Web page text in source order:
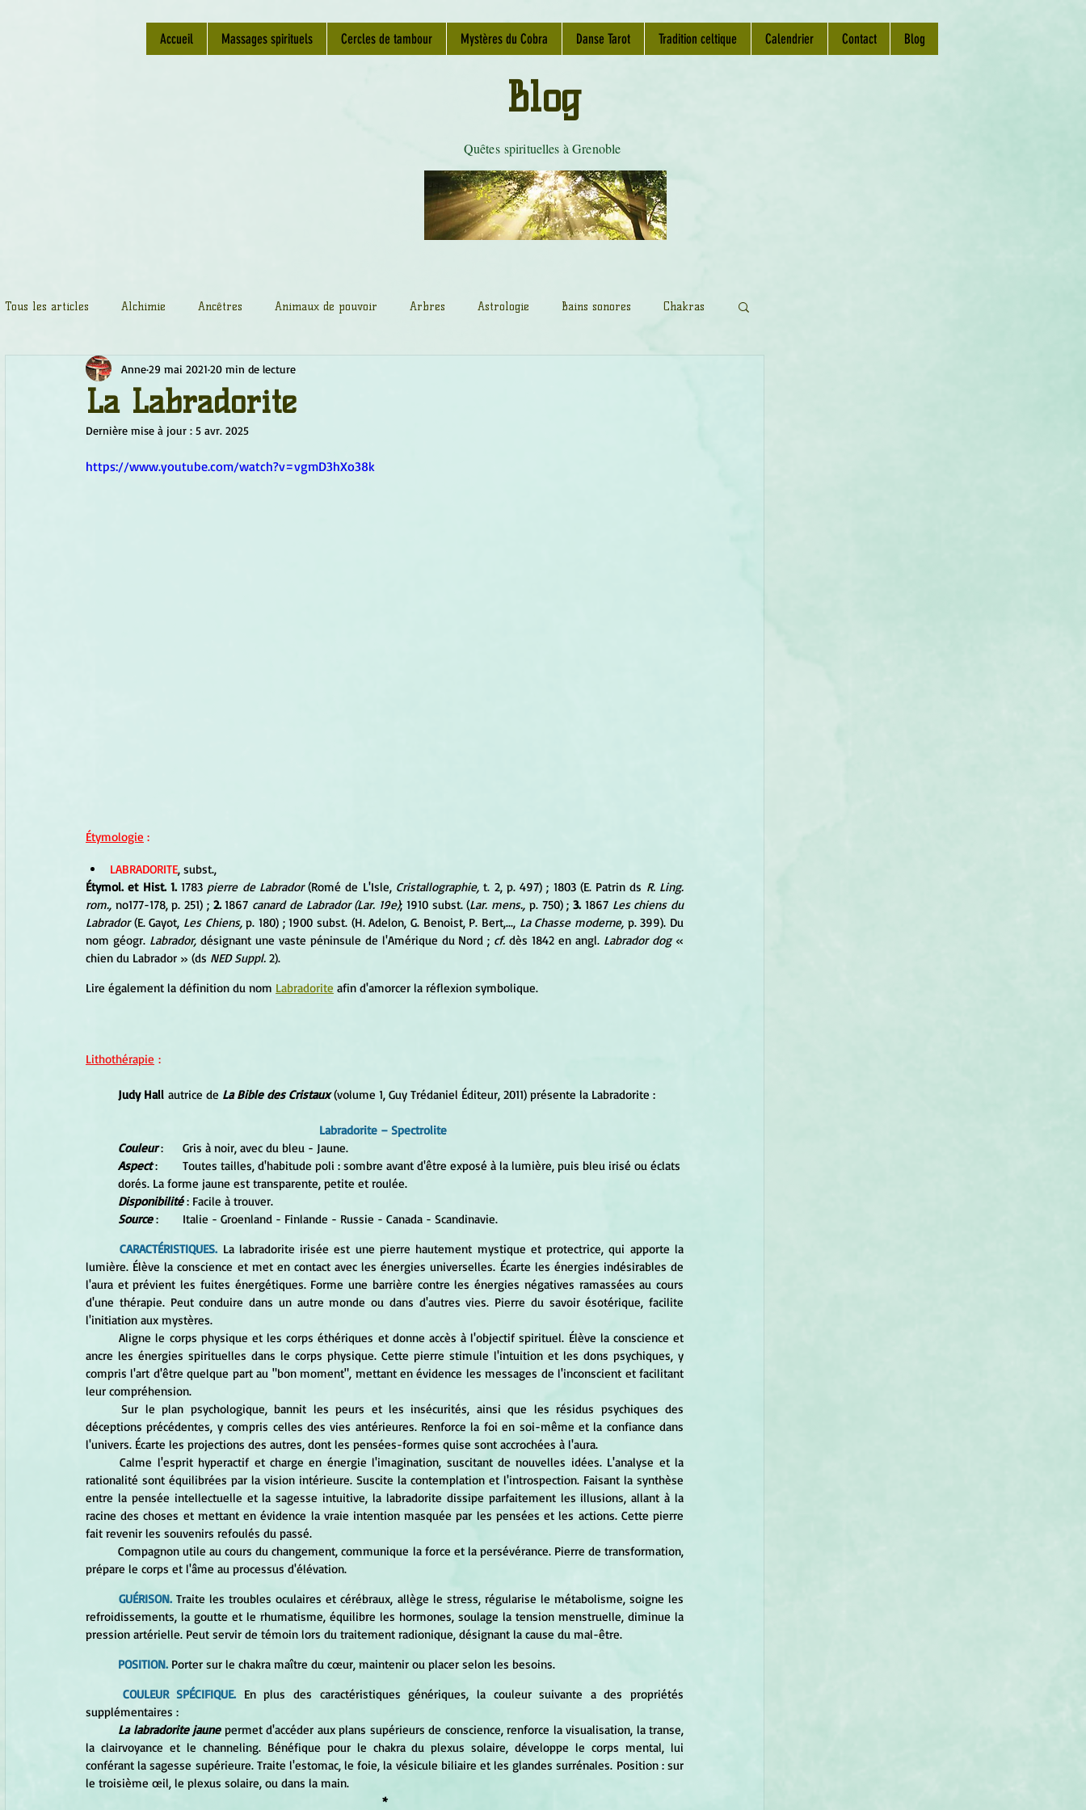
Accueil Massages spirituels Cercles de tambour Mystères du Cobra Danse Tarot Tradition celtique Calendrier Contact Blog
Quêtes spirituelles à Grenoble
Blog
Tous les articles Alchimie Ancêtres Animaux de pouvoir Arbres Astrologie Bains sonores Chakras
Chamanisme Champignons Conscience
Fleurs de Bach Géométrie sacrée
La Labradorite
Anne29 mai 2021 20 min de lecture
Dernière mise à jour : 5 avr. 2025
https://www.youtube.com/watch?v=vgmD3hXo38k
Étymologie :
LABRADORITE, subst.,
Étymol. et Hist. 1. 1783 pierre de Labrador (Romé de L'Isle, Cristallographie, t. 2, p. 497) ; 1803 (E. Patrin ds R. Ling.
rom., no177-178, p. 251) ; 2. 1867 canard de Labrador (Lar. 19e); 1910 subst. (Lar. mens., p. 750) ; 3. 1867 Les chiens du
Labrador (E. Gayot, Les Chiens, p. 180) ; 1900 subst. (H. Adelon, G. Benoist, P. Bert,..., La Chasse moderne, p. 399). Du
nom géogr. Labrador, désignant une vaste péninsule de l'Amérique du Nord ; cf. dès 1842 en angl. Labrador dog «
chien du Labrador » (ds NED Suppl. 2).
Lire également la définition du nom Labradorite afin d'amorcer la réflexion symbolique.
Lithothérapie :
Judy Hall autrice de La Bible des Cristaux (volume 1, Guy Trédaniel Éditeur, 2011) présente la Labradorite :
Labradorite – Spectrolite
Couleur
:	Gris à noir, avec du bleu - Jaune.
Aspect :	Toutes tailles, d'habitude poli : sombre avant d'être exposé à la lumière, puis bleu irisé ou éclats
dorés. La forme jaune est transparente, petite et roulée.
Disponibilité : Facile à trouver.
Source
:	Italie - Groenland - Finlande - Russie - Canada - Scandinavie.
CARACTÉRISTIQUES. La labradorite irisée est une pierre hautement mystique et protectrice, qui apporte la
lumière. Élève la conscience et met en contact avec les énergies universelles. Écarte les énergies indésirables de
l'aura et prévient les fuites énergétiques. Forme une barrière contre les énergies négatives ramassées au cours
d'une thérapie. Peut conduire dans un autre monde ou dans d'autres vies. Pierre du savoir ésotérique, facilite
l'initiation aux mystères.
	Aligne le corps physique et les corps éthériques et donne accès à l'objectif spirituel. Élève la conscience et
ancre les énergies spirituelles dans le corps physique. Cette pierre stimule l'intuition et les dons psychiques, y
compris l'art d'être quelque part au "bon moment", mettant en évidence les messages de l'inconscient et facilitant
leur compréhension.
	Sur le plan psychologique, bannit les peurs et les insécurités, ainsi que les résidus psychiques des
déceptions précédentes, y compris celles des vies antérieures. Renforce la foi en soi-même et la confiance dans
l'univers. Écarte les projections des autres, dont les pensées-formes quise sont accrochées à l'aura.
	Calme l'esprit hyperactif et charge en énergie l'imagination, suscitant de nouvelles idées. L'analyse et la
rationalité sont équilibrées par la vision intérieure. Suscite la contemplation et l'introspection. Faisant la synthèse
entre la pensée intellectuelle et la sagesse intuitive, la labradorite dissipe parfaitement les illusions, allant à la
racine des choses et mettant en évidence la vraie intention masquée par les pensées et les actions. Cette pierre
fait revenir les souvenirs refoulés du passé.
	Compagnon utile au cours du changement, communique la force et la persévérance. Pierre de transformation,
prépare le corps et l'âme au processus d'élévation.
GUÉRISON. Traite les troubles oculaires et cérébraux, allège le stress, régularise le métabolisme, soigne les
refroidissements, la goutte et le rhumatisme, équilibre les hormones, soulage la tension menstruelle, diminue la
pression artérielle. Peut servir de témoin lors du traitement radionique, désignant la cause du mal-être.
	POSITION.
Porter sur le chakra maître du cœur, maintenir ou placer selon les besoins.
COULEUR SPÉCIFIQUE. En plus des caractéristiques génériques, la couleur suivante a des propriétés
supplémentaires :
La labradorite jaune permet d'accéder aux plans supérieurs de conscience, renforce la visualisation, la transe,
la clairvoyance et le channeling. Bénéfique pour le chakra du plexus solaire, développe le corps mental, lui
conférant la sagesse supérieure. Traite l'estomac, le foie, la vésicule biliaire et les glandes surrénales. Position : sur
le troisième œil, le plexus solaire, ou dans la main.
*